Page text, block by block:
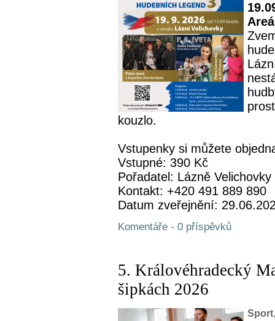
kouzlo.
Vstupenky si můžete
Vstupné: 390 Kč
Pořadatel: Lázně Velichovky
Kontakt: +420 491 889 890
Datum zveřejnění:
Komentáře - 0 příspěvků
5. Královéhradecký
šipkách 2026
Sport